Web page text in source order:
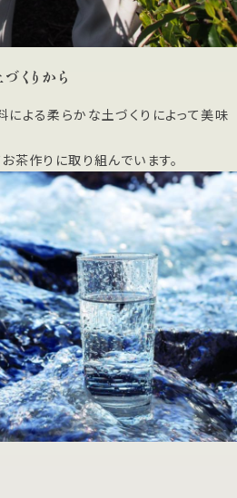
くりから
よる柔らかな土づくりによって美味
茶作りに取り組んでいます。